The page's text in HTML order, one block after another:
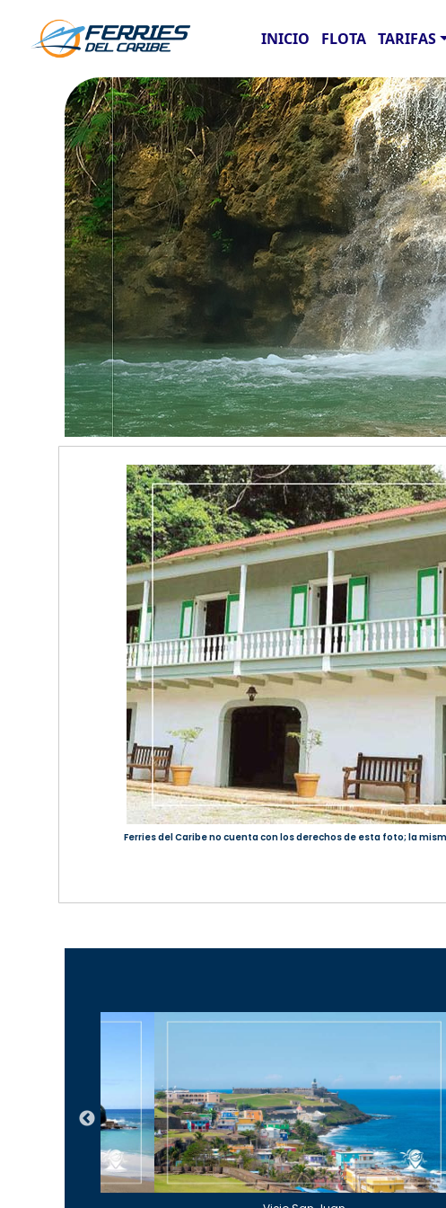
INICIO FLOTA TARIFAS
Ferries del Caribe no cuenta con los derechos de esta foto; la